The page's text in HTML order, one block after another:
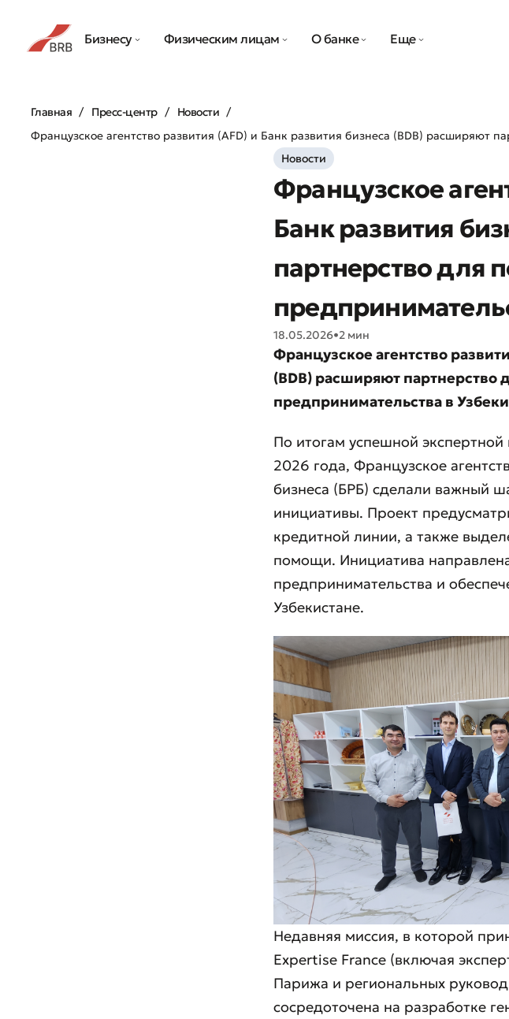
Бизнесу Физическим лицам О банке Еще
Главная Пресс-центр
Новости
Французское агентство развития (AFD) и Банк развития бизнеса (BDB) расширяют
Новости
Французское
Банк развития
партнерство для
18.05.2026•2 мин
Французское агентство
(BDB) расширяют
предпринимательства в
По итогам успешной
2026 года, Французское
бизнеса (БРБ) сделали важный
инициативы. Проект
кредитной линии, а также
помощи. Инициатива
предпринимательства и
Узбекистане.
Недавняя миссия, в которой
Expertise France (включая
Парижа и региональных
сосредоточена на разработке